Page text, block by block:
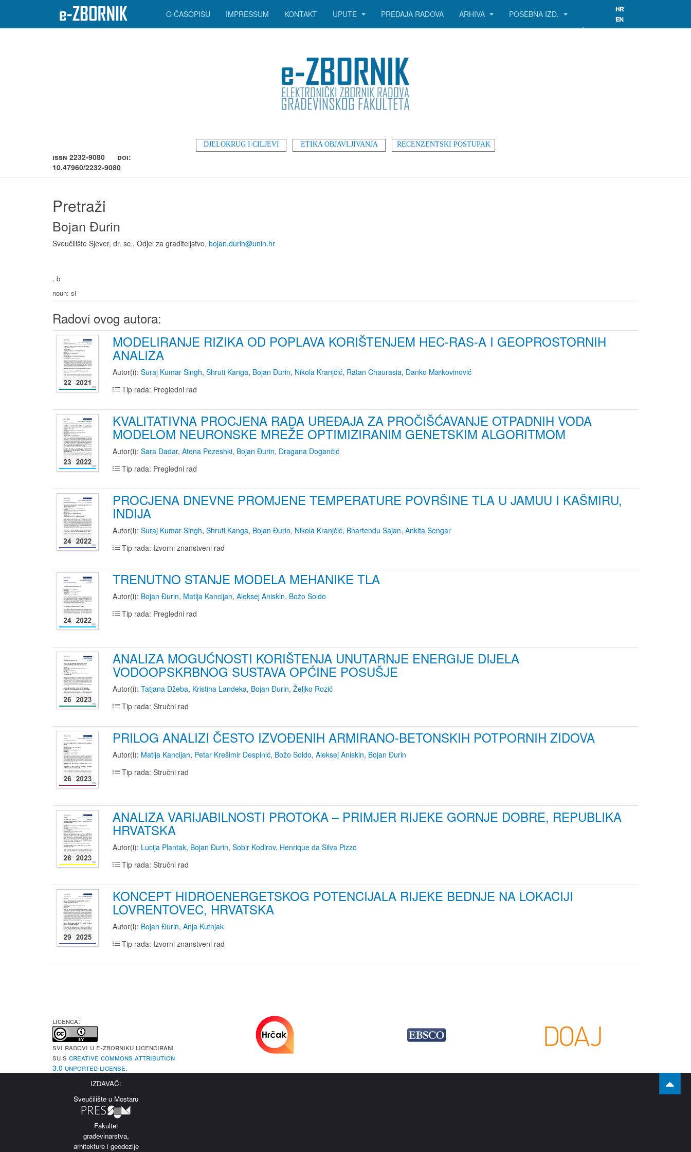
DJELOKRUG I CILJEVI ETIKA OBJAVLJIVANJA RECENZENTSKI POSTUPAK
O ČASOPISU IMPRESSUM KONTAKT UPUTE PREDAJA RADOVA ARHIVA POSEBNA IZD.
ISSN 2232-9080 DOI:
10.47960/2232-9080
Pretraži
Bojan Đurin
Sveučilište Sjever, dr. sc., Odjel za graditeljstvo, bojan.durin@unin.hr
, b
noun: si
Radovi ovog autora:
MODELIRANJE RIZIKA OD POPLAVA KORIŠTENJEM HEC-RAS-A I GEOPROSTORNIH
ANALIZA
Autor(i): Suraj Kumar Singh, Shruti Kanga, Bojan Đurin, Nikola Kranjčić, Ratan Chaurasia, Danko Markovinović
Tip rada: Pregledni rad
KVALITATIVNA PROCJENA RADA UREĐAJA ZA PROČIŠĆAVANJE OTPADNIH VODA
MODELOM NEURONSKE MREŽE OPTIMIZIRANIM GENETSKIM ALGORITMOM
Autor(i): Sara Dadar, Atena Pezeshki, Bojan Đurin, Dragana Dogančić
Tip rada: Pregledni rad
PROCJENA DNEVNE PROMJENE TEMPERATURE POVRŠINE TLA U JAMUU I KAŠMIRU,
INDIJA
Autor(i): Suraj Kumar Singh, Shruti Kanga, Bojan Đurin, Nikola Kranjčić, Bhartendu Sajan, Ankita Sengar
Tip rada: Izvorni znanstveni rad
TRENUTNO STANJE MODELA MEHANIKE TLA
Autor(i): Bojan Đurin, Matija Kancijan, Aleksej Aniskin, Božo Soldo
Tip rada: Pregledni rad
ANALIZA MOGUĆNOSTI KORIŠTENJA UNUTARNJE ENERGIJE DIJELA
VODOOPSKRBNOG SUSTAVA OPĆINE POSUŠJE
Autor(i): Tatjana Džeba, Kristina Landeka, Bojan Đurin, Željko Rozić
Tip rada: Stručni rad
PRILOG ANALIZI ČESTO IZVOĐENIH ARMIRANO-BETONSKIH POTPORNIH ZIDOVA
Autor(i): Matija Kancijan, Petar Krešimir Despinić, Božo Soldo, Aleksej Aniskin, Bojan Đurin
Tip rada: Stručni rad
ANALIZA VARIJABILNOSTI PROTOKA – PRIMJER RIJEKE GORNJE DOBRE, REPUBLIKA
HRVATSKA
Autor(i): Lucija Plantak, Bojan Đurin, Sobir Kodirov, Henrique da Silva Pizzo
Tip rada: Stručni rad
KONCEPT HIDROENERGETSKOG POTENCIJALA RIJEKE BEDNJE NA LOKACIJI
LOVRENTOVEC, HRVATSKA
Autor(i): Bojan Đurin, Anja Kutnjak
Tip rada: Izvorni znanstveni rad
LICENCA:
Svi radovi u e-Zborniku licencirani
su s Creative Commons Attribution
3.0 Unported License.
IZDAVAČ:
Sveučilište u Mostaru
Fakultet
građevinarstva,
arhitekture i geodezije